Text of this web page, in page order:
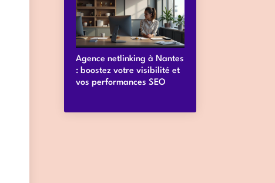
Agence netlinking à Nantes
: boostez votre visibilité et
vos performances SEO